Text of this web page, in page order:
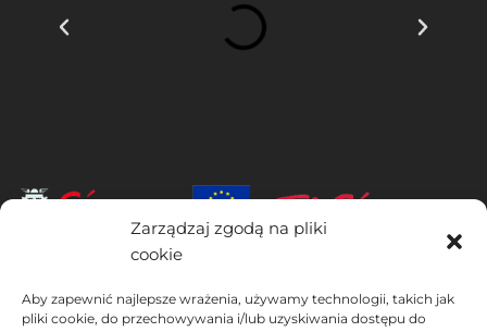
Zarządzaj zgodą na pliki
cookie
Aby zapewnić najlepsze wrażenia, używamy technologii, takich jak
pliki cookie, do przechowywania i/lub uzyskiwania dostępu do
beneficjentem Europejskiego Funduszu Rozwoju Regionalnego,
którego celem jest rozwój wykorzystania i jakości technologii